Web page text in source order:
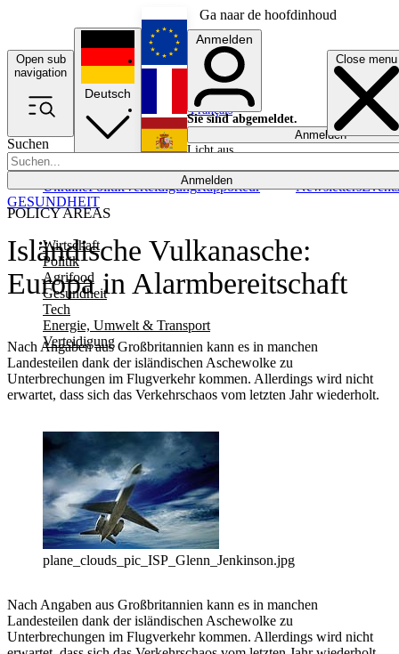
Ga naar de hoofdinhoud
Open sub
navigation
Close menu
Suchen
Anmelden
POLICY AREAS
Wirtschaft
Politik
Agrifood
Gesundheit
Tech
Energie, Umwelt & Transport
Verteidigung
UkrainePolitikVerteidigungRapporteur NewslettersEvents
Deutsch
English
Français
Anmelden
Sie sind abgemeldet.
Anmelden
Licht aus
Isländische Vulkanasche:
Europa in Alarmbereitschaft
Nach Angaben aus Großbritannien kann es in manchen
Landesteilen dank der isländischen Aschewolke zu
Unterbrechungen im Flugverkehr kommen. Allerdings wird nicht
erwartet, dass sich das Verkehrschaos vom letzten Jahr wiederholt.
GESUNDHEIT
plane_clouds_pic_ISP_Glenn_Jenkinson.jpg
Nach Angaben aus Großbritannien kann es in manchen
Landesteilen dank der isländischen Aschewolke zu
Unterbrechungen im Flugverkehr kommen. Allerdings wird nicht